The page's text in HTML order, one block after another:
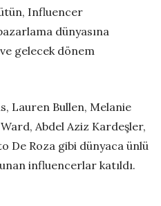
Influencer
dünyasına
ve gelecek dönem
Lauren Bullen, Melanie
Abdel Aziz Kardeşler,
De Roza gibi dünyaca ünlü
influencerlar katıldı.